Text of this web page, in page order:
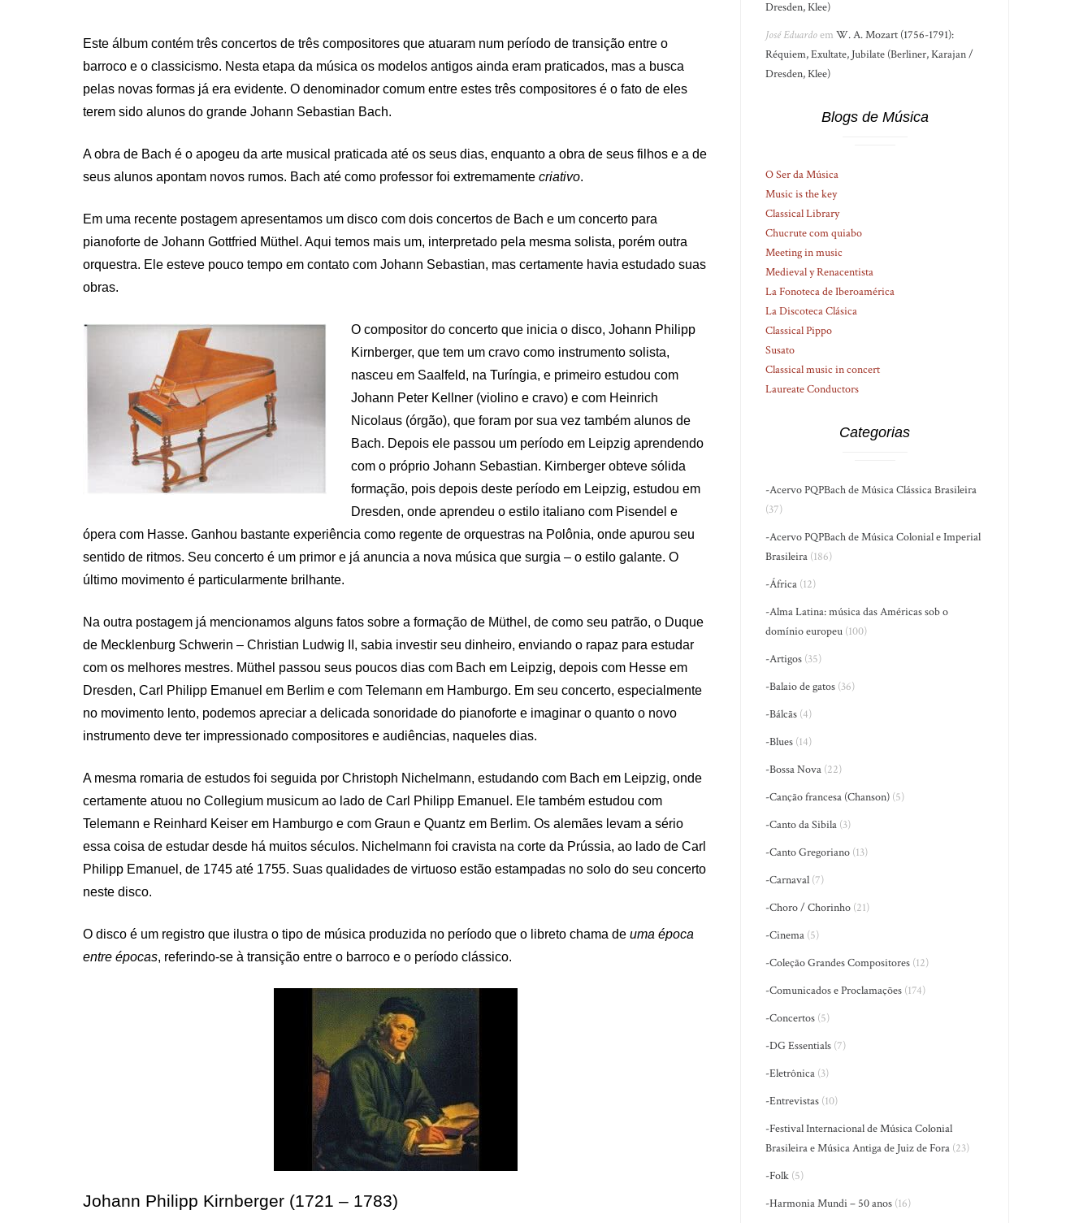
Este álbum contém três concertos de três compositores que atuaram num período de transição entre o
barroco e o classicismo. Nesta etapa da música os modelos antigos ainda eram praticados, mas a busca
pelas novas formas já era evidente. O denominador comum entre estes três compositores é o fato de eles
terem sido alunos do grande Johann Sebastian Bach.
A obra de Bach é o apogeu da arte musical praticada até os seus dias, enquanto a obra de seus filhos e a de
seus alunos apontam novos rumos. Bach até como professor foi extremamente criativo.
Em uma recente postagem apresentamos um disco com dois concertos de Bach e um concerto para
pianoforte de Johann Gottfried Müthel. Aqui temos mais um, interpretado pela mesma solista, porém outra
orquestra. Ele esteve pouco tempo em contato com Johann Sebastian, mas certamente havia estudado suas
obras.
O compositor do concerto que inicia o disco, Johann Philipp
Kirnberger, que tem um cravo como instrumento solista,
nasceu em Saalfeld, na Turíngia, e primeiro estudou com
Johann Peter Kellner (violino e cravo) e com Heinrich
Nicolaus (órgão), que foram por sua vez também alunos de
Bach. Depois ele passou um período em Leipzig aprendendo
com o próprio Johann Sebastian. Kirnberger obteve sólida
formação, pois depois deste período em Leipzig, estudou em
Dresden, onde aprendeu o estilo italiano com Pisendel e
ópera com Hasse. Ganhou bastante experiência como regente de orquestras na Polônia, onde apurou seu
sentido de ritmos. Seu concerto é um primor e já anuncia a nova música que surgia – o estilo galante. O
último movimento é particularmente brilhante.
Na outra postagem já mencionamos alguns fatos sobre a formação de Müthel, de como seu patrão, o Duque
de Mecklenburg Schwerin – Christian Ludwig II, sabia investir seu dinheiro, enviando o rapaz para estudar
com os melhores mestres. Müthel passou seus poucos dias com Bach em Leipzig, depois com Hesse em
Dresden, Carl Philipp Emanuel em Berlim e com Telemann em Hamburgo. Em seu concerto, especialmente
no movimento lento, podemos apreciar a delicada sonoridade do pianoforte e imaginar o quanto o novo
instrumento deve ter impressionado compositores e audiências, naqueles dias.
A mesma romaria de estudos foi seguida por Christoph Nichelmann, estudando com Bach em Leipzig, onde
certamente atuou no Collegium musicum ao lado de Carl Philipp Emanuel. Ele também estudou com
Telemann e Reinhard Keiser em Hamburgo e com Graun e Quantz em Berlim. Os alemães levam a sério
essa coisa de estudar desde há muitos séculos. Nichelmann foi cravista na corte da Prússia, ao lado de Carl
Philipp Emanuel, de 1745 até 1755. Suas qualidades de virtuoso estão estampadas no solo do seu concerto
neste disco.
O disco é um registro que ilustra o tipo de música produzida no período que o libreto chama de uma época
entre épocas, referindo-se à transição entre o barroco e o período clássico.
Johann Philipp Kirnberger (1721 – 1783)
Dresden, Klee)
José EduardoemW. A. Mozart (1756-1791):
Réquiem, Exultate, Jubilate (Berliner, Karajan /
Dresden, Klee)
Blogs de Música
O Ser da Música
Music is the key
Classical Library
Chucrute com quiabo
Meeting in music
Medieval y Renacentista
La Fonoteca de Iberoamérica
La Discoteca Clásica
Classical Pippo
Susato
Classical music in concert
Laureate Conductors
Categorias
-Acervo PQPBach de Música Clássica Brasileira
(37)
-Acervo PQPBach de Música Colonial e Imperial
Brasileira (186)
-África (12)
-Alma Latina: música das Américas sob o
domínio europeu (100)
-Artigos (35)
-Balaio de gatos (36)
-Bálcãs (4)
-Blues (14)
-Bossa Nova (22)
-Canção francesa (Chanson) (5)
-Canto da Sibila (3)
-Canto Gregoriano (13)
-Carnaval (7)
-Choro / Chorinho (21)
-Cinema (5)
-Coleção Grandes Compositores (12)
-Comunicados e Proclamações (174)
-Concertos (5)
-DG Essentials (7)
-Eletrônica (3)
-Entrevistas (10)
-Festival Internacional de Música Colonial
Brasileira e Música Antiga de Juiz de Fora (23)
-Folk (5)
-Harmonia Mundi – 50 anos (16)